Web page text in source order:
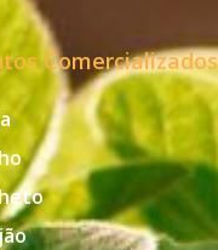
Comercializados